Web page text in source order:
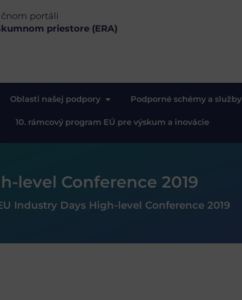
portáli
priestore (ERA)
Oblasti našej podpory Podporné schémy a služby
10. rámcový program EÚ pre výskum a inovácie
level Conference 2019
Industry Days High-level Conference 2019